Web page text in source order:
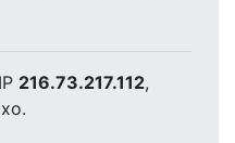
216.73.217.112,